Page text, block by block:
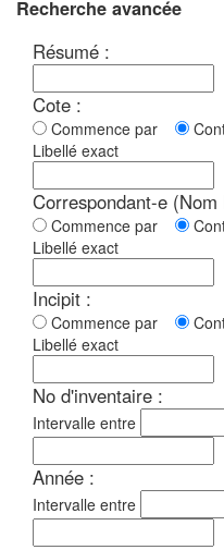
Recherche avancée
Résumé :
Cote :
Commence par
Libellé exact
Correspondant-e
Commence par
Libellé exact
Incipit :
Commence par
Libellé exact
No d'inventaire :
Intervalle entre
Année :
Intervalle entre